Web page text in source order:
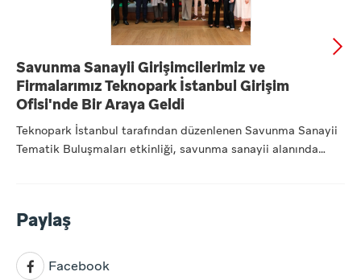
Savunma Sanayii Girişimcilerimiz ve
Firmalarımız Teknopark İstanbul Girişim
Ofisi'nde Bir Araya Geldi
Teknopark İstanbul tarafından düzenlenen Savunma Sanayii
Tematik Buluşmaları etkinliği, savunma sanayii alanında
Paylaş
Facebook